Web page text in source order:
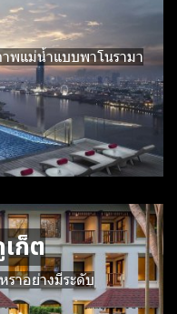
พแม่น้ำแบบพาโนรามา
ก็ต
าอย่างมีระดับ